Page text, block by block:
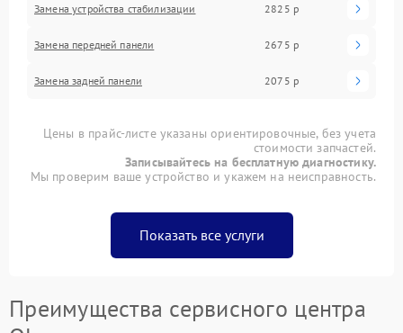
Замена устройства стабилизации 2825 р
Замена передней панели 2675 р
Замена задней панели 2075 р
Цены в прайс-листе указаны ориентировочные, без учета
стоимости запчастей.
Записывайтесь на бесплатную диагностику.
Мы проверим ваше устройство и укажем на неисправность.
Показать все услуги
Преимущества сервисного центра